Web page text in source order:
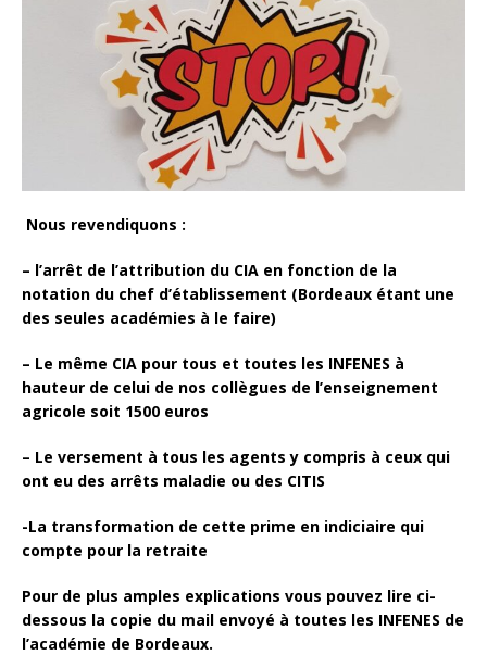
Nous revendiquons :
– l’arrêt de l’attribution du CIA en fonction de la
notation du chef d’établissement (Bordeaux étant une
des seules académies à le faire)
– Le même CIA pour tous et toutes les INFENES à
hauteur de celui de nos collègues de l’enseignement
agricole soit 1500 euros
– Le versement à tous les agents y compris à ceux qui
ont eu des arrêts maladie ou des CITIS
-La transformation de cette prime en indiciaire qui
compte pour la retraite
Pour de plus amples explications vous pouvez lire ci-
dessous la copie du mail envoyé à toutes les INFENES de
l’académie de Bordeaux.